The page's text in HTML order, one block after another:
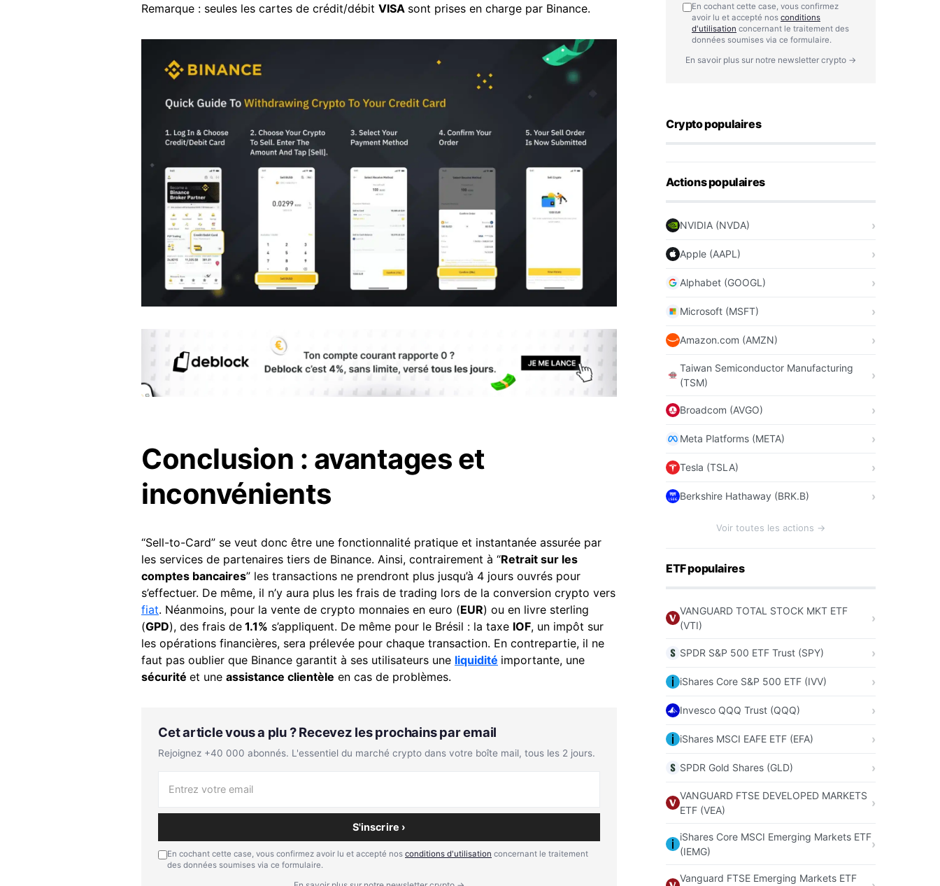
Remarque : seules les cartes de crédit/débit VISA sont prises en charge par Binance.
Conclusion : avantages et
inconvénients
“Sell-to-Card” se veut donc être une fonctionnalité pratique et instantanée assurée par
les services de partenaires tiers de Binance. Ainsi, contrairement à “Retrait sur les
comptes bancaires” les transactions ne prendront plus jusqu’à 4 jours ouvrés pour
s’effectuer. De même, il n’y aura plus les frais de trading lors de la conversion crypto vers
fiat. Néanmoins, pour la vente de crypto monnaies en euro (EUR) ou en livre sterling
(GPD), des frais de 1.1% s’appliquent. De même pour le Brésil : la taxe IOF, un impôt sur
les opérations financières, sera prélevée pour chaque transaction. En contrepartie, il ne
faut pas oublier que Binance garantit à ses utilisateurs une liquidité importante, une
sécurité et une assistance clientèle en cas de problèmes.
Cet article vous a plu ? Recevez les prochains par email
Rejoignez +40 000 abonnés. L'essentiel du marché crypto dans votre boîte mail, tous les 2 jours.
S'inscrire ›
En cochant cette case, vous confirmez avoir lu et accepté nos conditions d'utilisation concernant le traitement
des données soumises via ce formulaire.
En cochant cette case, vous confirmez
avoir lu et accepté nos conditions
d'utilisation concernant le traitement des
données soumises via ce formulaire.
En savoir plus sur notre newsletter crypto →
Crypto populaires
Actions populaires
NVIDIA (NVDA)
Apple (AAPL)
Alphabet (GOOGL)
Microsoft (MSFT)
Amazon.com (AMZN)
Taiwan Semiconductor Manufacturing
(TSM)
Broadcom (AVGO)
Meta Platforms (META)
Tesla (TSLA)
Berkshire Hathaway (BRK.B)
Voir toutes les actions →
ETF populaires
VANGUARD TOTAL STOCK MKT ETF
(VTI)
SPDR S&P 500 ETF Trust (SPY)
iShares Core S&P 500 ETF (IVV)
Invesco QQQ Trust (QQQ)
iShares MSCI EAFE ETF (EFA)
SPDR Gold Shares (GLD)
VANGUARD FTSE DEVELOPED MARKETS
ETF (VEA)
iShares Core MSCI Emerging Markets ETF
(IEMG)
Vanguard FTSE Emerging Markets ETF